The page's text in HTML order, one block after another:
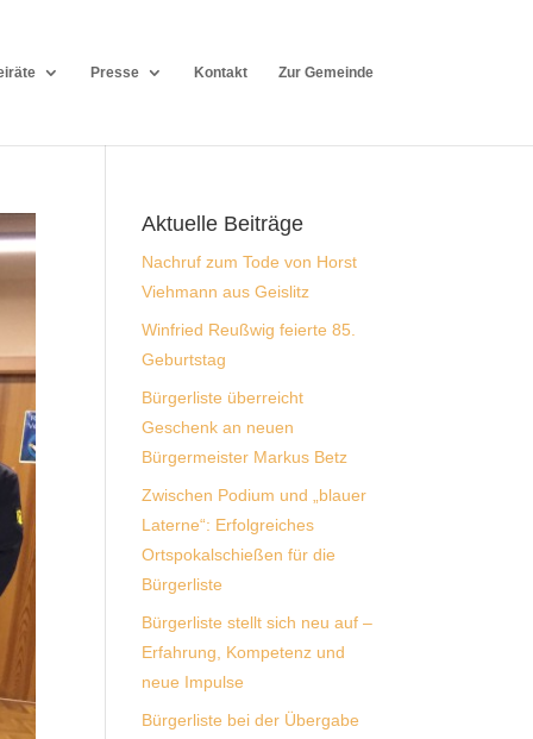
Presse Kontakt Zur Gemeinde
Aktuelle Beiträge
Nachruf zum Tode von Horst
Viehmann aus Geislitz
Winfried Reußwig feierte 85.
Geburtstag
Bürgerliste überreicht
Geschenk an neuen
Bürgermeister Markus Betz
Zwischen Podium und „blauer
Laterne“: Erfolgreiches
Ortspokalschießen für die
Bürgerliste
Bürgerliste stellt sich neu auf –
Erfahrung, Kompetenz und
neue Impulse
Bürgerliste bei der Übergabe